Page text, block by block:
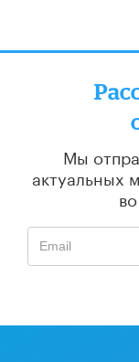
Мы
актуальных